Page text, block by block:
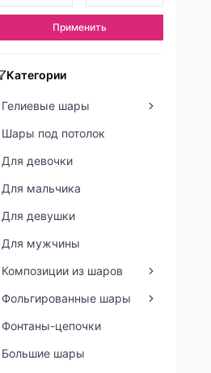
Применить
Категории
Гелиевые шары
Шары под потолок
Для девочки
Для мальчика
Для девушки
Для мужчины
Композиции из шаров
Фольгированные шары
Фонтаны-цепочки
Большие шары